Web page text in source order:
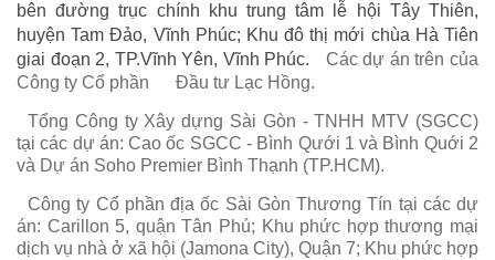
bên đường trục chính khu trung tâm lễ hội Tây Thiên,
huyện Tam Đảo, Vĩnh Phúc; Khu đô thị mới chùa Hà Tiên
giai đoạn 2, TP.Vĩnh Yên, Vĩnh Phúc.
Các dự án trên của
Công ty Cổ phần
Đầu tư Lạc Hồng.
Tổng Công ty Xây dựng Sài Gòn - TNHH MTV (SGCC)
tại các dự án: Cao ốc SGCC - Bình Qưới 1 và Bình Quới 2
và Dự án Soho Premier Bình Thạnh (TP.HCM).
Công ty Cổ phần địa ốc Sài Gòn Thương Tín tại các dự
án: Carillon 5, quận Tân Phú; Khu phức hợp thương mại
dịch vụ nhà ở xã hội (Jamona City), Quận 7; Khu phức hợp